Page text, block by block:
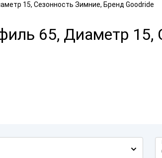
15, Сезонность Зимние, Бренд Goodride
65, Диаметр 15,